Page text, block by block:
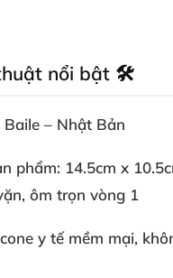
nổi bật 🛠️
– Nhật Bản
phẩm: 14.5cm x
ôm trọn vòng 1
y tế mềm mại,